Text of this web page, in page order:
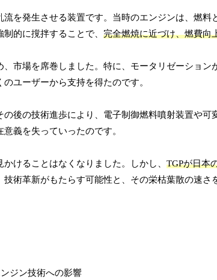
を発生させる装置です。当時のエンジンは、燃
的に撹拌することで、 完全燃焼に近づけ、燃費向
市場を席巻しました。特に、モータリゼーション
ユーザーから支持を得たのです。
後の技術進歩により、電子制御燃料噴射装置や
義を失っていったのです。
けることはなくなりました。しかし、 TGPが日本
技術革新がもたらす可能性と、その栄枯葉散の速